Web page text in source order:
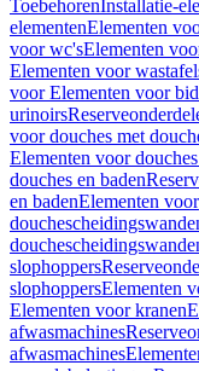
ToebehorenInstallatie-
elementenElementen
voor wc'sElementen
Elementen voor
voor Elementen voor
urinoirs
voor douches met
Elementen voor
douches en baden
en badenElementen voor
slophoppers
slophoppersElementen
Elementen voor kranen
afwasmachines
afwasmachines